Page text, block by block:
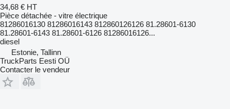
34,68 € HT
Pièce détachée - vitre électrique
81286016130 81286016143 812860126126 81.28601-6130
81.28601-6143 81.28601-6126 81286016126...
diesel
Estonie, Tallinn
TruckParts Eesti OÜ
Contacter le vendeur